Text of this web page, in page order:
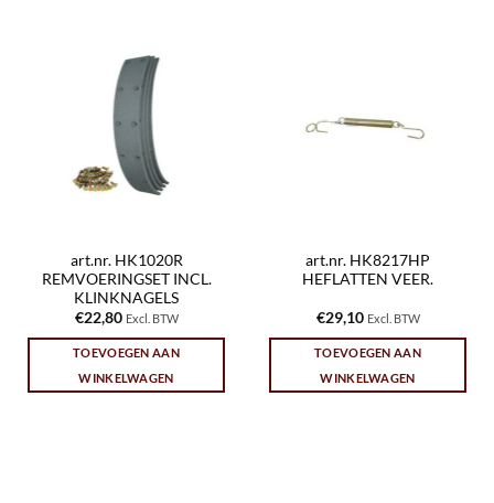
art.nr. HK1020R
REMVOERINGSET INCL.
KLINKNAGELS
€22,80 Excl. BTW
TOEVOEGEN AAN
WINKELWAGEN
art.nr. HK8217HP
HEFLATTEN VEER.
€29,10 Excl. BTW
TOEVOEGEN AAN
WINKELWAGEN